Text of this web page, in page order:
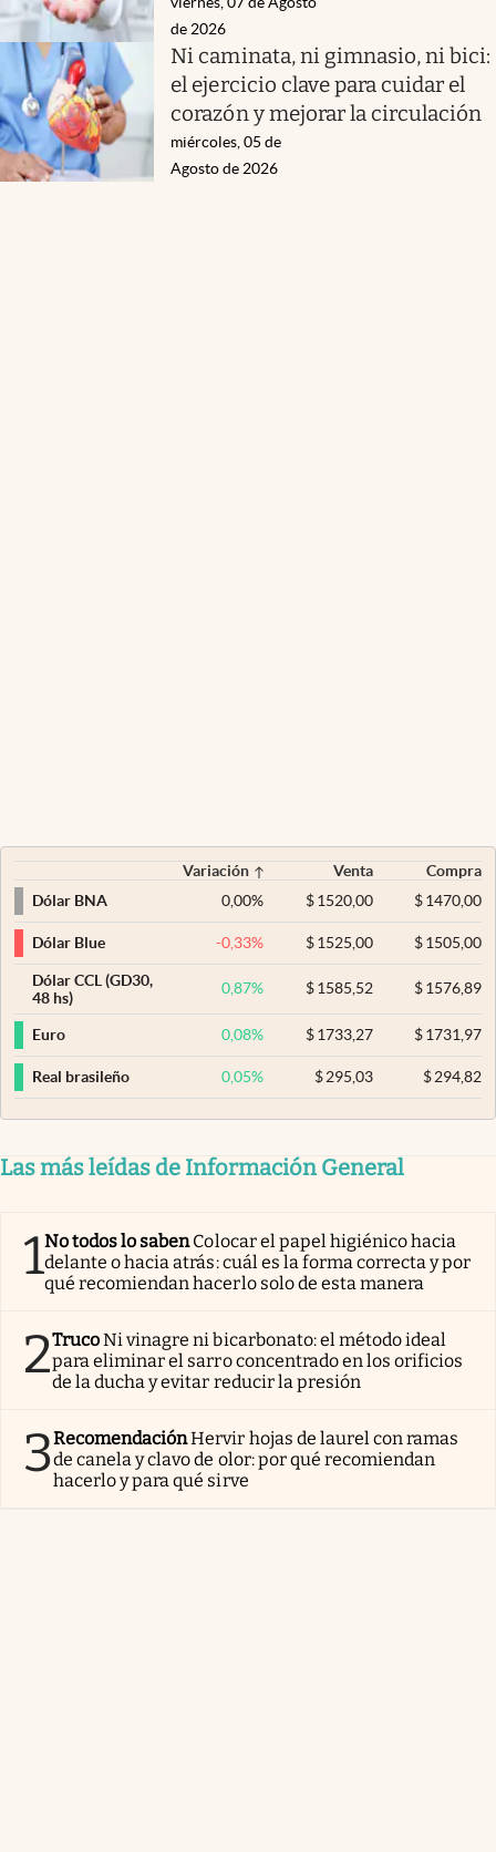
de 2026
Ni caminata, ni gimnasio, ni bici:
el ejercicio clave para cuidar el
corazón y mejorar la circulación
miércoles, 05 de
Agosto de 2026
Variación Venta
Compra
Dólar BNA
0,00% $ 1520,00 $1470,00
Dólar Blue -0,33% $ 1525,00 $1505,00
Dólar CCL (GD30,
48 hs)
0,87% $ 1585,52 $1576,89
Euro 0,08% $ 1733,27 $1731,97
Real brasileño 0,05% $ 295,03 $294,82
Las más leídas de Información General
1No todos lo sabenColocar el papel higiénico hacia
delante o hacia atrás: cuál es la forma correcta y por
qué recomiendan hacerlo solo de esta manera
2TrucoNi vinagre ni bicarbonato: el método ideal
para eliminar el sarro concentrado en los orificios
de la ducha y evitar reducir la presión
3RecomendaciónHervir hojas de laurel con ramas
de canela y clavo de olor: por qué recomiendan
hacerlo y para qué sirve